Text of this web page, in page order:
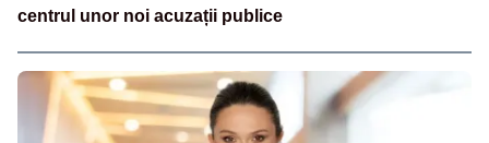
centrul unor noi acuzații publice